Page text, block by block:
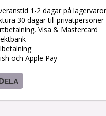
1-2 dagar på lagervaror
30 dagar till
Visa & Mastercard
och Apple Pay
DELA